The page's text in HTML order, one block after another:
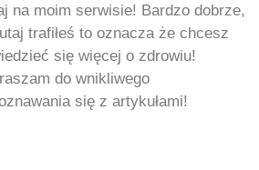
na moim serwisie! Bardzo dobrze,
trafiłeś to oznacza że chcesz
się więcej o zdrowiu!
do wnikliwego
się z artykułami!